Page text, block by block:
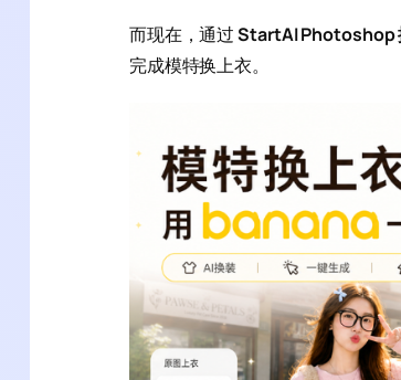
而现在，通过StartAI Photoshop
完成模特换上衣。